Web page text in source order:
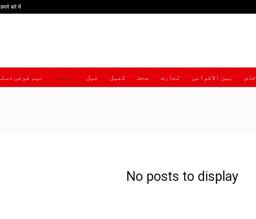
हमारे बारे में
نیم فوجی دستہ پولیس جیل کھیل صحت تجارت بین الاقوامی خاص
No posts to display